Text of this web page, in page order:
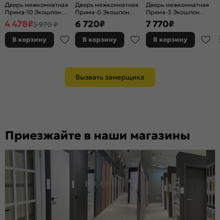
Дверь межкомнатная
Прима-10 Экошпон
Cappuccino Melinga,
глухая, кромка нет,
филенчатая
4 478₽5 970 ₽
В корзину
Дверь межкомнатная
Прима-0 Экошпон
Nordic Oak, глухая,
кромка нет,
филенчатая
6 720₽
В корзину
Дверь межкомнатная
Прима-3 Экошпон
Riviera Ice,
остекленная, white
сrystal, кромка нет,
филенчатая
7 770₽
В корзину
Вызвать замерщика
Приезжайте в наши магазины